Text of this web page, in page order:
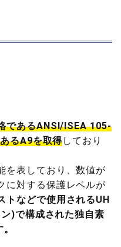
であるANSI/ISEA 105-
るA9を取得しており
を表しており、数値が
に対する保護レベルが
トなどで使用されるUH
)で構成された独自素